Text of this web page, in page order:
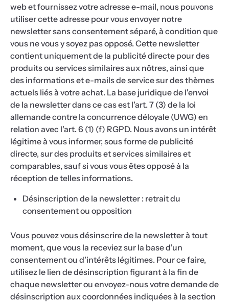
web et fournissez votre adresse e-mail, nous pouvons
utiliser cette adresse pour vous envoyer notre
newsletter sans consentement séparé, à condition que
vous ne vous y soyez pas opposé. Cette newsletter
contient uniquement de la publicité directe pour des
produits ou services similaires aux nôtres, ainsi que
des informations et e-mails de service sur des thèmes
actuels liés à votre achat. La base juridique de l'envoi
de la newsletter dans ce cas est l'art. 7 (3) de la loi
allemande contre la concurrence déloyale (UWG) en
relation avec l'art. 6 (1) (f) RGPD. Nous avons un intérêt
légitime à vous informer, sous forme de publicité
directe, sur des produits et services similaires et
comparables, sauf si vous vous êtes opposé à la
réception de telles informations.
Désinscription de la newsletter : retrait du
consentement ou opposition
Vous pouvez vous désinscrire de la newsletter à tout
moment, que vous la receviez sur la base d'un
consentement ou d'intérêts légitimes. Pour ce faire,
utilisez le lien de désinscription figurant à la fin de
chaque newsletter ou envoyez-nous votre demande de
désinscription aux coordonnées indiquées à la section